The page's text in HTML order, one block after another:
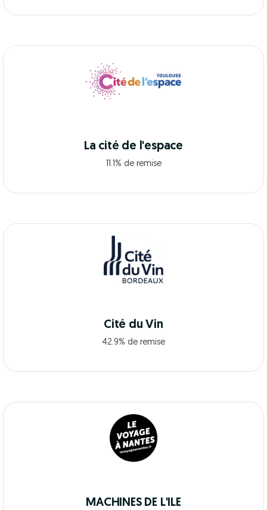
La cité de l'espace
11.1% de remise
Cité du Vin
42.9% de remise
MACHINES DE L'ILE